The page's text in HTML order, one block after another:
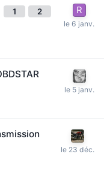
1 2